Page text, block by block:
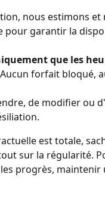
nous estimons et
pour garantir la
que les
forfait bloqué,
de modifier ou
est totale,
sur la régularité.
progrès, maintenir